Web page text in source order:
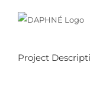
Project